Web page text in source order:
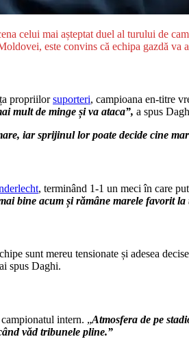
celui mai așteptat duel al turului de
este convins că echipa gazdă va
propriilorsuporteri, campioana en-titre
mult de minge și va ataca”, a spus
iar sprijinul lor poate decide cine
, terminând 1-1 un meci în care
bine acum și rămâne marele favorit
sunt mereu tensionate și adesea
spus Daghi.
intern. „Atmosfera de pe
văd tribunele pline.”